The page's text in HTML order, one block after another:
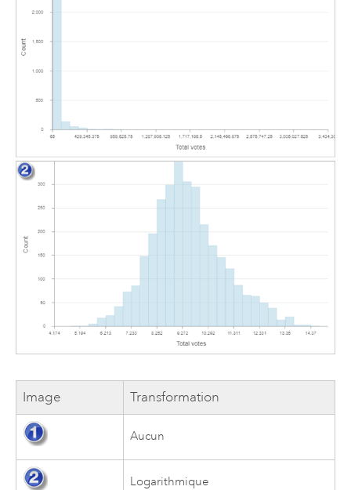
Image Transformation
Aucun
Logarithmique